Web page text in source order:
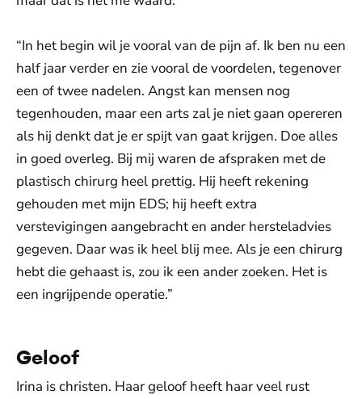
“In het begin wil je vooral van de pijn af. Ik ben nu een
half jaar verder en zie vooral de voordelen, tegenover
een of twee nadelen. Angst kan mensen nog
tegenhouden, maar een arts zal je niet gaan opereren
als hij denkt dat je er spijt van gaat krijgen. Doe alles
in goed overleg. Bij mij waren de afspraken met de
plastisch chirurg heel prettig. Hij heeft rekening
gehouden met mijn EDS; hij heeft extra
verstevigingen aangebracht en ander hersteladvies
gegeven. Daar was ik heel blij mee. Als je een chirurg
hebt die gehaast is, zou ik een ander zoeken. Het is
een ingrijpende operatie.”
Geloof
Irina is christen. Haar geloof heeft haar veel rust